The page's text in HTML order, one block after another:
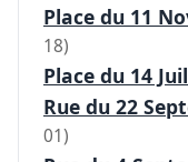
Place du 11
18)
Place du 14
Rue du 22
01)